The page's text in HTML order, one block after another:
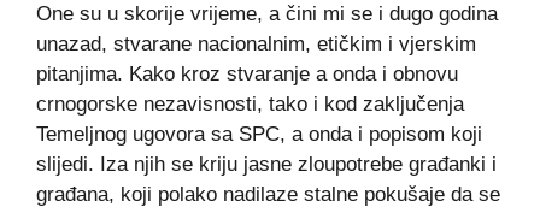
One su u skorije vrijeme, a čini mi se i dugo godina
unazad, stvarane nacionalnim, etičkim i vjerskim
pitanjima. Kako kroz stvaranje a onda i obnovu
crnogorske nezavisnosti, tako i kod zaključenja
Temeljnog ugovora sa SPC, a onda i popisom koji
slijedi. Iza njih se kriju jasne zloupotrebe građanki i
građana, koji polako nadilaze stalne pokušaje da se